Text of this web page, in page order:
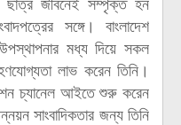
সঙ্গে। বাংলাদেশ
উপস্থাপনার মধ্য দিয়ে সকল
লাভ করেন তিনি।
চ্যানেল আইতে শুরু করেন
সাংবাদিকতার জন্য তিনি